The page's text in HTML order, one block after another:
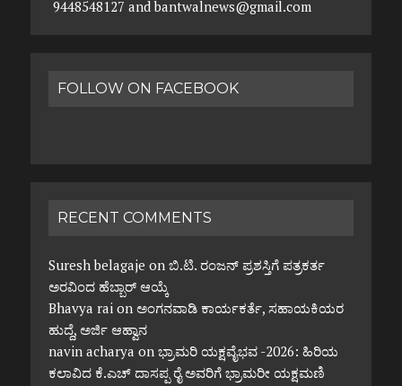
9448548127 and bantwalnews@gmail.com
FOLLOW ON FACEBOOK
RECENT COMMENTS
Suresh belagaje on ಬಿ.ಟಿ. ರಂಜನ್ ಪ್ರಶಸ್ತಿಗೆ ಪತ್ರಕರ್ತ
ಅರವಿಂದ ಹೆಬ್ಬಾರ್ ಆಯ್ಕೆ
Bhavya raion ಅಂಗನವಾಡಿ ಕಾರ್ಯಕರ್ತೆ, ಸಹಾಯಕಿಯರ
ಹುದ್ದೆ, ಅರ್ಜಿ ಆಹ್ವಾನ
navin acharya on ಭ್ರಾಮರಿ ಯಕ್ಷವೈಭವ -2026: ಹಿರಿಯ
ಕಲಾವಿದ ಕೆ.ಎಚ್ ದಾಸಪ್ಪ ರೈ ಅವರಿಗೆ ಭ್ರಾಮರೀ ಯಕ್ಷಮಣಿ